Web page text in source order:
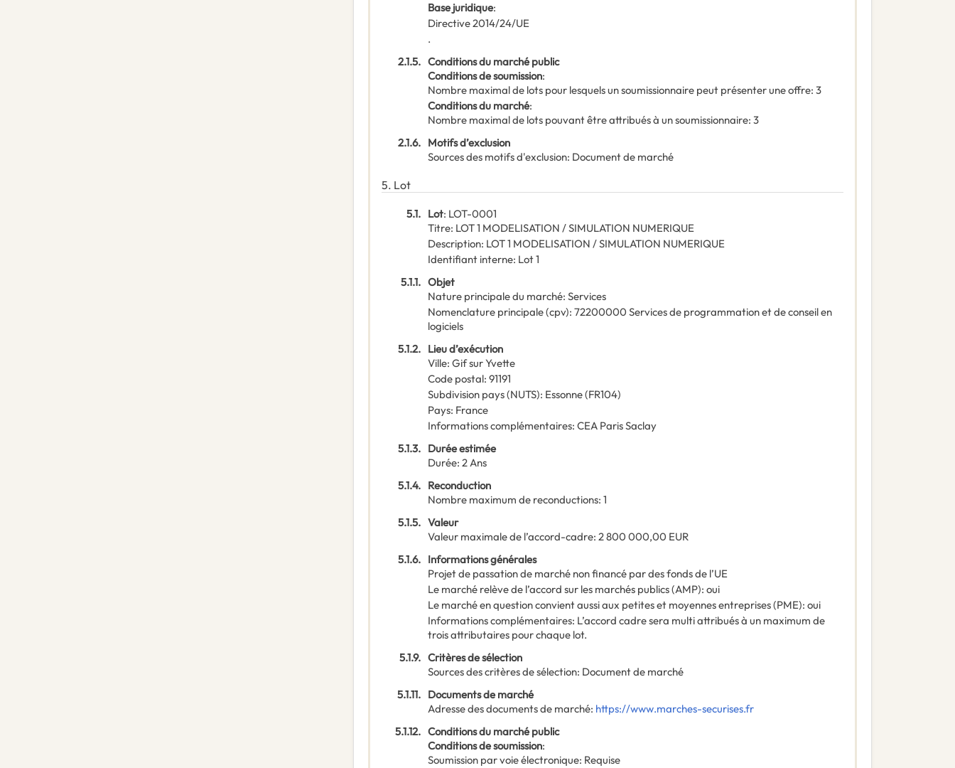
Base juridique:
Directive 2014/24/UE
.
2.1.5. Conditions du marché public
Conditions de soumission:
Nombre maximal de lots pour lesquels un soumissionnaire peut présenter une offre: 3
Conditions du marché:
Nombre maximal de lots pouvant être attribués à un soumissionnaire: 3
2.1.6. Motifs d’exclusion
Sources des motifs d'exclusion: Document de marché
5. Lot
5.1. Lot: LOT-0001
Titre: LOT 1 MODELISATION / SIMULATION NUMERIQUE
Description: LOT 1 MODELISATION / SIMULATION NUMERIQUE
Identifiant interne: Lot 1
5.1.1. Objet
Nature principale du marché: Services
Nomenclature principale(cpv): 72200000 Services de programmation et de conseil en
logiciels
5.1.2. Lieu d’exécution
Ville: Gif sur Yvette
Code postal: 91191
Subdivision pays (NUTS): Essonne(FR104)
Pays: France
Informations complémentaires: CEA Paris Saclay
5.1.3. Durée estimée
Durée: 2Ans
5.1.4. Reconduction
Nombre maximum de reconductions: 1
5.1.5. Valeur
Valeur maximale de l’accord-cadre: 2 800 000,00 EUR
5.1.6. Informations générales
Projet de passation de marché non financé par des fonds de l’UE
Le marché relève de l’accord sur les marchés publics (AMP): oui
Le marché en question convient aussi aux petites et moyennes entreprises (PME): oui
Informations complémentaires: L’accord cadre sera multi attribués à un maximum de
trois attributaires pour chaque lot.
5.1.9. Critères de sélection
Sources des critères de sélection: Document de marché
5.1.11. Documents de marché
Adresse des documents de marché: https://www.marches-securises.fr
5.1.12. Conditions du marché public
Conditions de soumission:
Soumission par voie électronique: Requise